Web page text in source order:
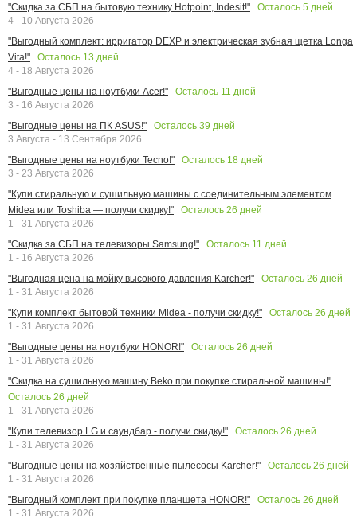
"Скидка за СБП на бытовую технику Hotpoint, Indesit!"
Осталось 5 дней
4 - 10 Августа 2026
"Выгодный комплект: ирригатор DEXP и электрическая зубная щетка Longa
Vita!"
Осталось 13 дней
4 - 18 Августа 2026
"Выгодные цены на ноутбуки Acer!"
Осталось 11 дней
3 - 16 Августа 2026
"Выгодные цены на ПК ASUS!"
Осталось 39 дней
3 Августа - 13 Сентября 2026
"Выгодные цены на ноутбуки Tecno!"
Осталось 18 дней
3 - 23 Августа 2026
"Купи стиральную и сушильную машины с соединительным элементом
Midea или Toshiba — получи скидку!"
Осталось 26 дней
1 - 31 Августа 2026
"Скидка за СБП на телевизоры Samsung!"
Осталось 11 дней
1 - 16 Августа 2026
"Выгодная цена на мойку высокого давления Karcher!"
Осталось 26 дней
1 - 31 Августа 2026
"Купи комплект бытовой техники Midea - получи скидку!"
Осталось 26 дней
1 - 31 Августа 2026
"Выгодные цены на ноутбуки HONOR!"
Осталось 26 дней
1 - 31 Августа 2026
"Скидка на сушильную машину Beko при покупке стиральной машины!"
Осталось 26 дней
1 - 31 Августа 2026
"Купи телевизор LG и саундбар - получи скидку!"
Осталось 26 дней
1 - 31 Августа 2026
"Выгодные цены на хозяйственные пылесосы Karcher!"
Осталось 26 дней
1 - 31 Августа 2026
"Выгодный комплект при покупке планшета HONOR!"
Осталось 26 дней
1 - 31 Августа 2026